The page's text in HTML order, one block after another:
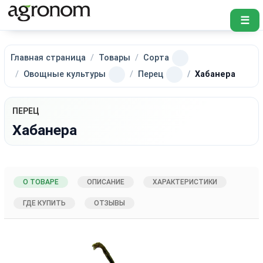
☰
Главная страница Товары
Сорта
Овощные культуры
Перец Хабанера
ПЕРЕЦ
Хабанера
О ТОВАРЕ ОПИСАНИЕ ХАРАКТЕРИСТИКИ
ГДЕ КУПИТЬ ОТЗЫВЫ